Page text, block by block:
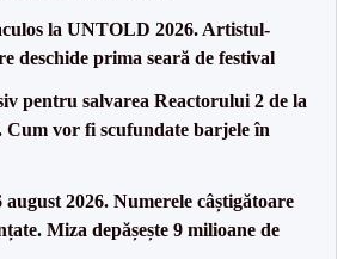
la UNTOLD 2026. Artistul-
deschide prima seară de festival
pentru salvarea Reactorului 2 de la
Cum vor fi scufundate barjele în
august 2026. Numerele câștigătoare
Miza depășește 9 milioane de